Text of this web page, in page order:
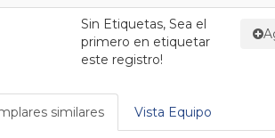
Sin Etiquetas, Sea el
primero en etiquetar
este registro!
similares Vista Equipo